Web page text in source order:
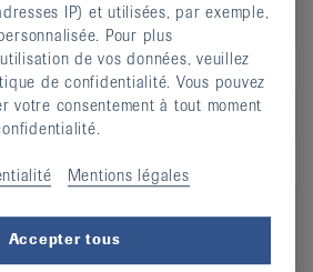
Poste, Salle 205
IP) et utilisées, par exemple,
Pour plus
de vos données, veuillez
de confidentialité. Vous pouvez
votre consentement à tout moment
Mentions légales
Accepter tous